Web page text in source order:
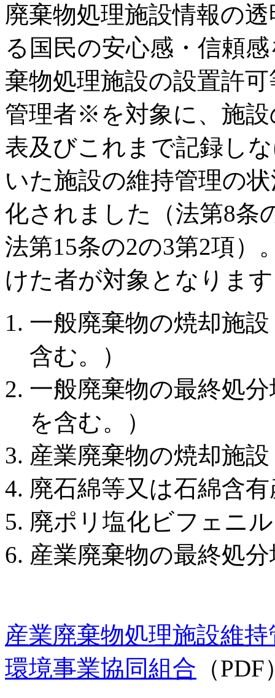
廃棄物処理施設情報の
る国民の安心感・信頼
棄物処理施設の設置許
管理者※を対象に、施
表及びこれまで記録し
いた施設の維持管理の
化されました（法第8条
法第15条の2の3第2項
けた者が対象となりま
一般廃棄物の焼却施
含む。）
一般廃棄物の最終処
を含む。）
産業廃棄物の焼却施設
廃石綿等又は石綿含
廃ポリ塩化ビフェニ
産業廃棄物の最終処分
産業廃棄物処理施設維
環境事業協同組合 （PDF